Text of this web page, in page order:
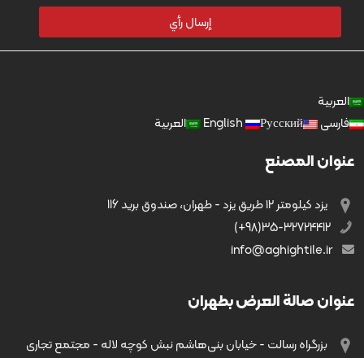
العربية
فارسی
English Русский العربية
عنوان المصنع
يزد کیلومتر ۱۲ طریق يزد - طهران، صندوق بريد 116
عنوان صالة العرض بطهران
بزرگراه رسالت - خیابان بنی‌هاشم نبش کوچه لاله - مجتمع تجاری